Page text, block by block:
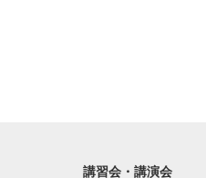
講習会・講演会